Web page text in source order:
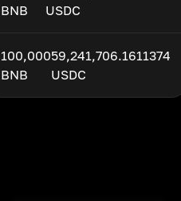
BNB
USDC
100,000
BNB
59,241,706.1611374
USDC